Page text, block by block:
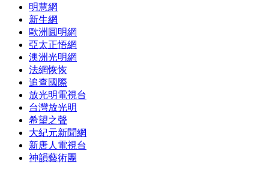
明慧網
新生網
歐洲圓明網
亞太正悟網
澳洲光明網
法網恢恢
追查國際
放光明電視台
台灣放光明
希望之聲
大紀元新聞網
新唐人電視台
神韻藝術團